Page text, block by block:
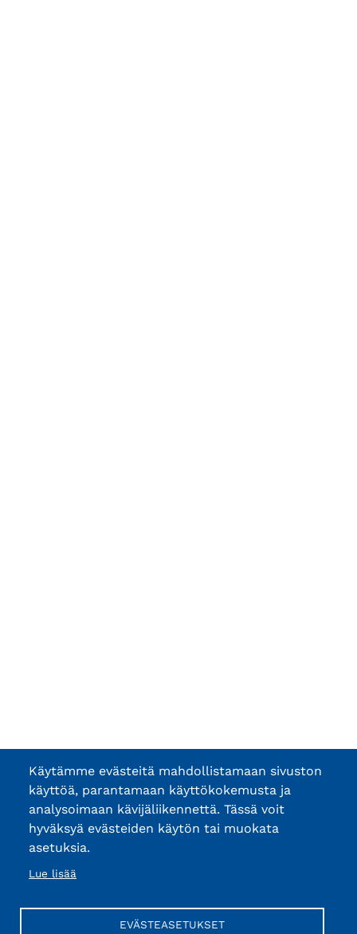
Käytämme evästeitä mahdollistamaan sivuston
käyttöä, parantamaan käyttökokemusta ja
analysoimaan kävijäliikennettä. Tässä voit
hyväksyä evästeiden käytön tai muokata
asetuksia.
Lue lisää
EVÄSTEASETUKSET